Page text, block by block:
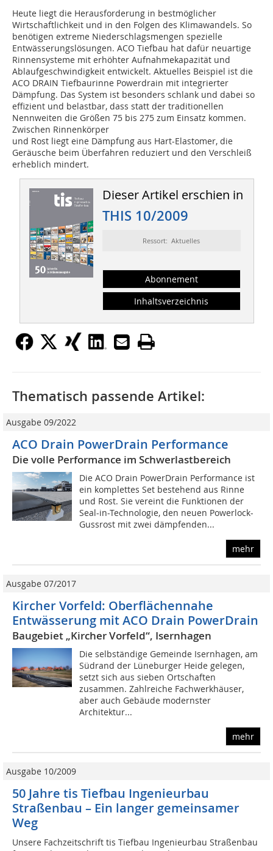
Heute liegt die Herausforderung in bestmöglicher
Wirtschaftlichkeit und in den Folgen des Klimawandels. So
benötigen extreme Niederschlagsmengen spezielle
Entwässerungslösungen. ACO Tiefbau hat dafür neuartige
Rinnensysteme mit erhöhter Aufnahmekapazität und
Ablaufgeschwindigkeit entwickelt. Aktuelles Beispiel ist die
ACO DRAIN Tiefbaurinne Powerdrain mit integrierter
Dämpfung. Das System ist besonders schlank und dabei so
effizient und belastbar, dass statt der traditionellen
Nennweiten die Größen 75 bis 275 zum Einsatz kommen.
Zwischen Rinnenkörper
und Rost liegt eine Dämpfung aus Hart-Elastomer, die
Geräusche beim Überfahren reduziert und den Verschleiß
erheblich mindert.
Dieser Artikel erschien in
THIS 10/2009
Ressort: Aktuelles
Abonnement
Inhaltsverzeichnis
Thematisch passende Artikel:
Ausgabe 09/2022
ACO Drain PowerDrain Performance
Die volle Performance im Schwerlastbereich
Die ACO Drain PowerDrain Performance ist
ein komplettes Set bestehend aus Rinne
und Rost. Sie vereint die Funktionen der
Seal-in-Technologie, den neuen Powerlock-
Gussrost mit zwei dämpfenden...
mehr
Ausgabe 07/2017
Kircher Vorfeld: Oberflächennahe
Entwässerung mit ACO Drain PowerDrain
Baugebiet „Kircher Vorfeld“, Isernhagen
Die selbständige Gemeinde Isernhagen, am
Südrand der Lüneburger Heide gelegen,
setzt sich aus sieben Ortschaften
zusammen. Zahlreiche Fachwerkhäuser,
aber auch Gebäude modernster
Architektur...
mehr
Ausgabe 10/2009
50 Jahre tis Tiefbau Ingenieurbau
Straßenbau – Ein langer gemeinsamer
Weg
Unsere Fachzeitschrift tis Tiefbau Ingenieurbau Straßenbau